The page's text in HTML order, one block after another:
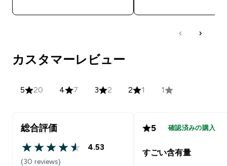
カスタマーレビュー
5 20 4 7 3 2 2 1 1
総合評価
4.53 out of 5 stars
4.53
(30 reviews)
5 確認済みの購入
すごい含有量